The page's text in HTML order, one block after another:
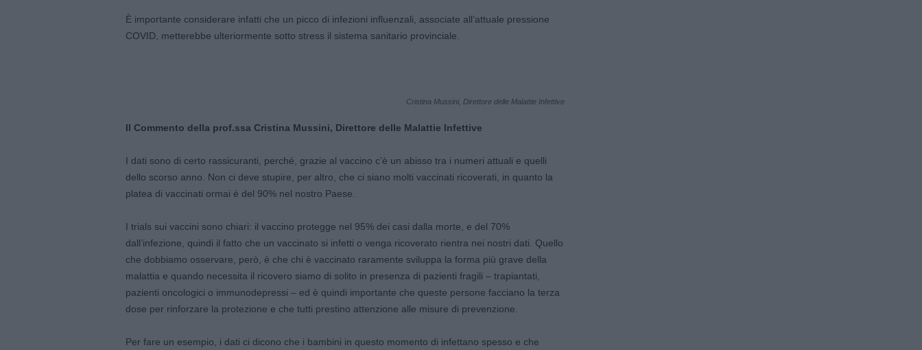
È importante considerare infatti che un picco di infezioni influenzali, associate all’attuale pressione
COVID, metterebbe ulteriormente sotto stress il sistema sanitario provinciale.
Cristina Mussini, Direttore delle Malattie Infettive
Il Commento della prof.ssa Cristina Mussini, Direttore delle Malattie Infettive
I dati sono di certo rassicuranti, perché, grazie al vaccino c’è un abisso tra i numeri attuali e quelli
dello scorso anno. Non ci deve stupire, per altro, che ci siano molti vaccinati ricoverati, in quanto la
platea di vaccinati ormai è del 90% nel nostro Paese.
I trials sui vaccini sono chiari: il vaccino protegge nel 95% dei casi dalla morte, e del 70%
dall’infezione, quindi il fatto che un vaccinato si infetti o venga ricoverato rientra nei nostri dati. Quello
che dobbiamo osservare, però, è che chi è vaccinato raramente sviluppa la forma più grave della
malattia e quando necessita il ricovero siamo di solito in presenza di pazienti fragili – trapiantati,
pazienti oncologici o immunodepressi – ed è quindi importante che queste persone facciano la terza
dose per rinforzare la protezione e che tutti prestino attenzione alle misure di prevenzione.
Per fare un esempio, i dati ci dicono che i bambini in questo momento di infettano spesso e che